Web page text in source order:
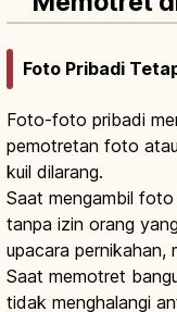
Foto Pribadi
Foto-foto pribadi
pemotretan foto
kuil dilarang.
Saat mengambil
tanpa izin orang
upacara pernikahan,
Saat memotret
tidak menghalangi